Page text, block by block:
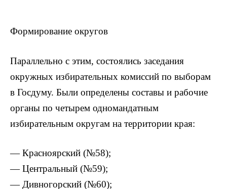
Формирование округов
Параллельно с этим, состоялись заседания
окружных избирательных комиссий по выборам
в Госдуму. Были определены составы и рабочие
органы по четырем одномандатным
избирательным округам на территории края:
— Красноярский (№58);
— Центральный (№59);
— Дивногорский (№60);